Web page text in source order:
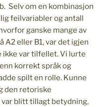
Selv om en kombinasjon
feilvariabler og antall
ganske mange av
eller B1, var det igjen
ikke var tilfellet. Vi lurte
korrekt språk og
spilt en rolle. Kunne
den retoriske
blitt tillagt betydning,